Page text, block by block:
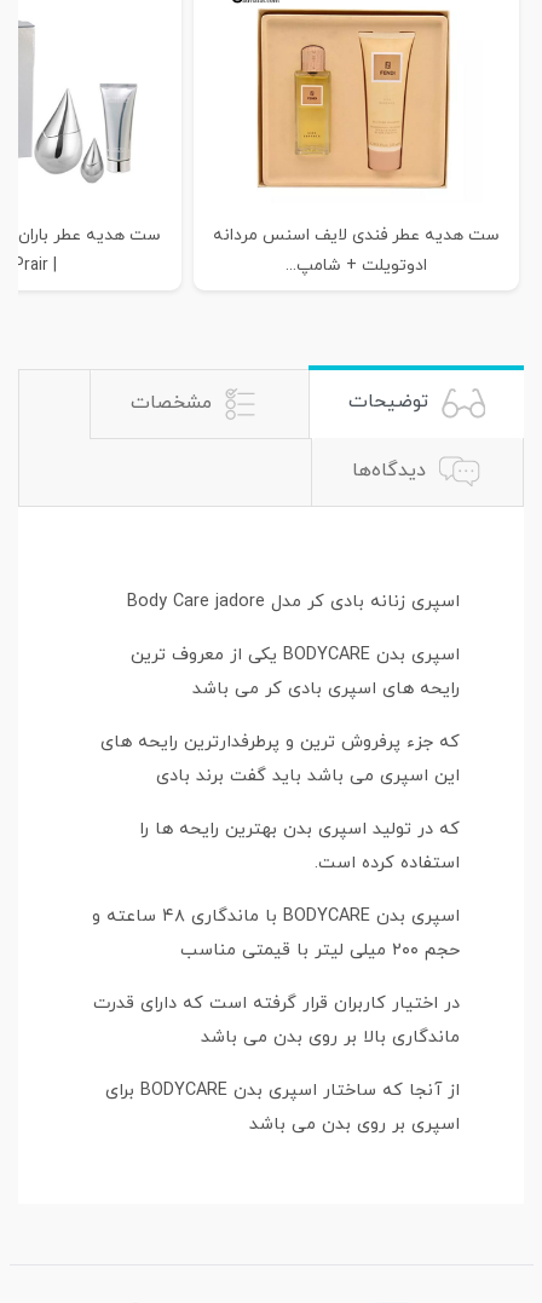
ست هدیه عطر فندی لایف اسنس مردانه
ادوتویلت + شامپ...
ست هدیه عطر باران
توضیحات مشخصات
دیدگاه‌ها
اسپری زنانه بادی کر مدل Body Care jadore
اسپری بدن BODYCARE یکی از معروف ترین
رایحه های اسپری بادی کر می باشد
که جزء پرفروش ترین و پرطرفدارترین رایحه های
این اسپری می باشد باید گفت برند بادی
که در تولید اسپری بدن بهترین رایحه ها را
استفاده کرده است.
اسپری بدن BODYCARE با ماندگاری ۴۸ ساعته و
حجم ۲۰۰ میلی لیتر با قیمتی مناسب
در اختیار کاربران قرار گرفته است که دارای قدرت
ماندگاری بالا بر روی بدن می باشد
از آنجا که ساختار اسپری بدن BODYCARE برای
اسپری بر روی بدن می باشد